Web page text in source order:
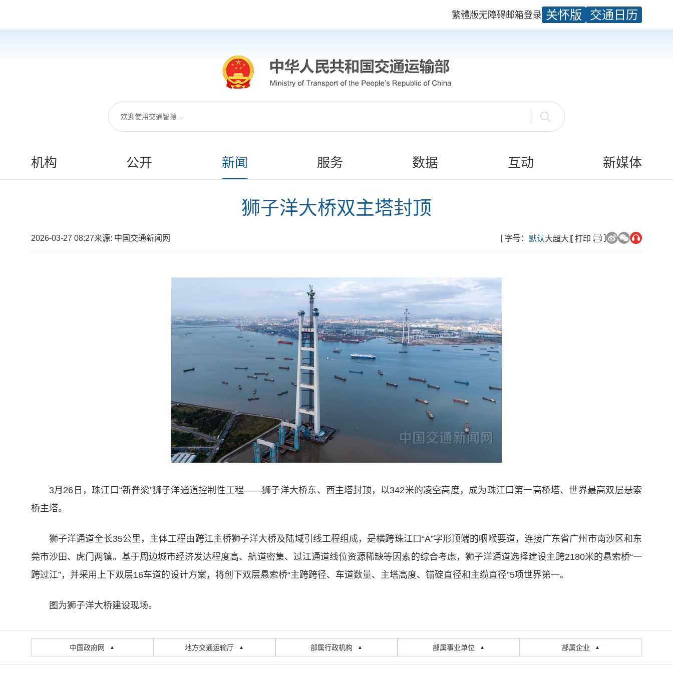
繁體版无障碍邮箱登录 关怀版 交通日历
机构 公开 新闻 服务 数据 互动 新媒体
狮子洋大桥双主塔封顶
2026-03-27 08:27来源: 中国交通新闻网 [ 字号： 默认大超大] [ 打印 ]
3月26日，珠江口“新脊梁”狮子洋通道控制性工程——狮子洋大桥东、西主塔封顶，以342米的凌空高度，成为珠江口第一高桥塔、世界最高双层悬索
桥主塔。
狮子洋通道全长35公里，主体工程由跨江主桥狮子洋大桥及陆域引线工程组成，是横跨珠江口“A”字形顶端的咽喉要道，连接广东省广州市南沙区和东
莞市沙田、虎门两镇。基于周边城市经济发达程度高、航道密集、过江通道线位资源稀缺等因素的综合考虑，狮子洋通道选择建设主跨2180米的悬索桥“一
跨过江”，并采用上下双层16车道的设计方案，将创下双层悬索桥“主跨跨径、车道数量、主塔高度、锚碇直径和主缆直径”5项世界第一。
图为狮子洋大桥建设现场。
中国政府网 ▲ 地方交通运输厅 ▲ 部属行政机构 ▲ 部属事业单位 ▲ 部属企业 ▲